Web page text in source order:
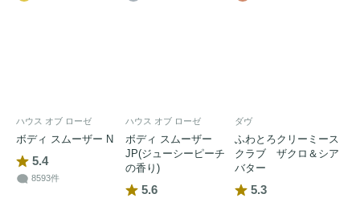
ハウス オブ ローゼ
ボディ スムーザー N
5.4
8593件
ハウス オブ ローゼ
ボディ スムーザー
JP(ジューシーピーチ
の香り)
5.6
ダヴ
ふわとろクリーミース
クラブ ザクロ＆シア
バター
5.3